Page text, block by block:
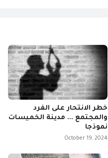
خطر الانتحار على الفرد
والمجتمع ... مدينة الخميسات
نموذجا
October 19, 2024